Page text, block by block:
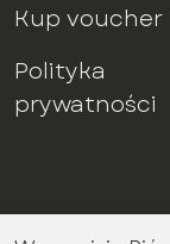
Kup voucher
Polityka
prywatności